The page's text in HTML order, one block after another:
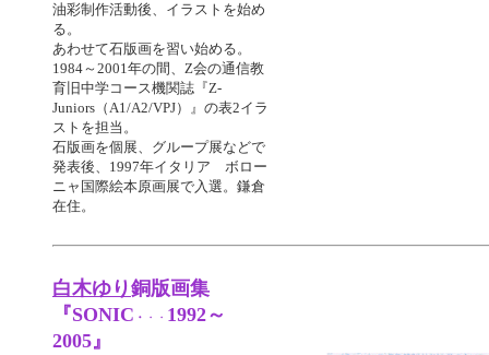
油彩制作活動後、イラストを始め
る。
あわせて石版画を習い始める。
1984～2001年の間、Z会の通信教
育旧中学コース機関誌『Z-
Juniors（A1/A2/VPJ）』の表2イラ
ストを担当。
石版画を個展、グループ展などで
発表後、1997年イタリア ボロー
ニャ国際絵本原画展で入選。鎌倉
在住。
白木ゆり銅版画集
『SONIC ・ ・ ・ 1992～
2005』